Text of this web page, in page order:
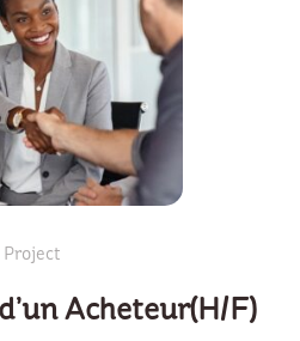
Project
Acheteur(H/F)